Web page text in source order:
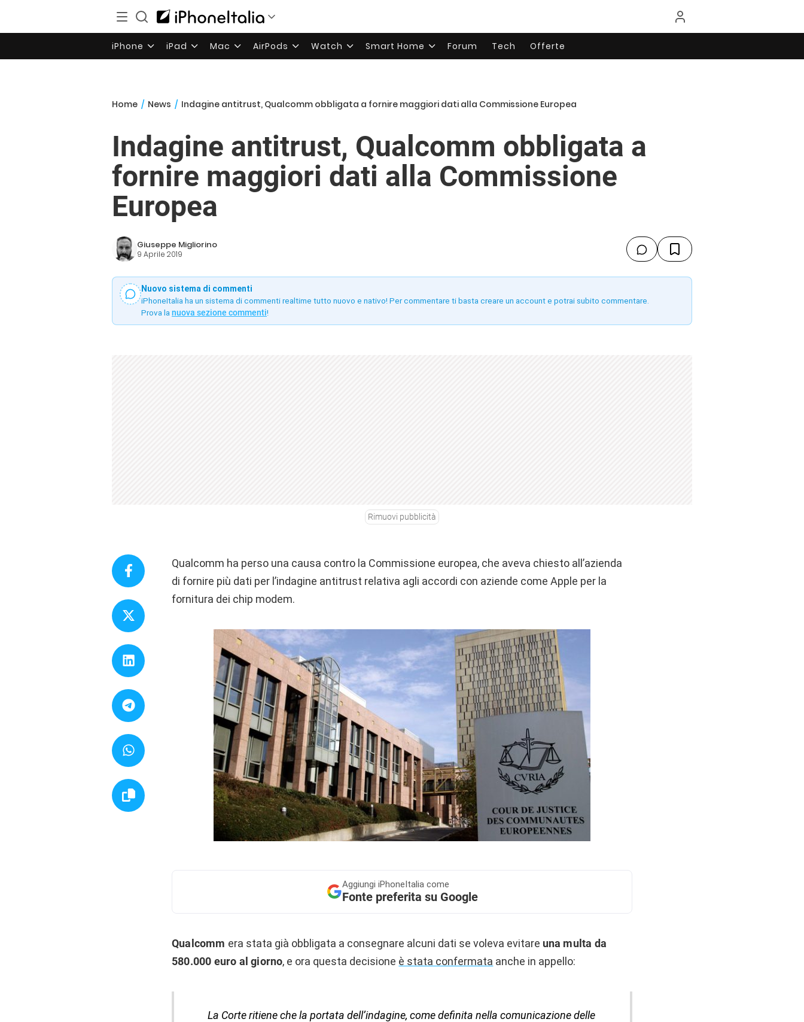
iPhone iPad Mac AirPods Watch Smart Home Forum Tech Offerte
Home / News / Indagine antitrust, Qualcomm obbligata a fornire maggiori dati alla Commissione Europea
Indagine antitrust, Qualcomm obbligata a
fornire maggiori dati alla Commissione
Europea
Giuseppe Migliorino
9 Aprile 2019
Nuovo sistema di commenti
iPhoneItalia ha un sistema di commenti realtime tutto nuovo e nativo! Per commentare ti basta creare un account e potrai subito commentare.
Prova la nuova sezione commenti!
Rimuovi pubblicità
Qualcomm ha perso una causa contro la Commissione europea, che aveva chiesto all’azienda
di fornire più dati per l’indagine antitrust relativa agli accordi con aziende come Apple per la
fornitura dei chip modem.
Aggiungi iPhoneItalia come
Fonte preferita su Google
Qualcomm era stata già obbligata a consegnare alcuni dati se voleva evitare una multa da
580.000 euro al giorno, e ora questa decisione è stata confermata anche in appello:
La Corte ritiene che la portata dell’indagine, come definita nella comunicazione delle